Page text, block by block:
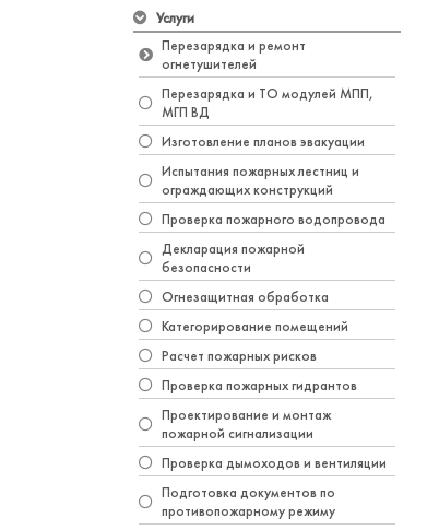
Услуги
Перезарядка и ремонт
огнетушителей
Перезарядка и ТО модулей МПП,
МГП ВД
Изготовление планов эвакуации
Испытания пожарных лестниц и
ограждающих конструкций
Проверка пожарного водопровода
Декларация пожарной
безопасности
Огнезащитная обработка
Категорирование помещений
Расчет пожарных рисков
Проверка пожарных гидрантов
Проектирование и монтаж
пожарной сигнализации
Проверка дымоходов и вентиляции
Подготовка документов по
противопожарному режиму